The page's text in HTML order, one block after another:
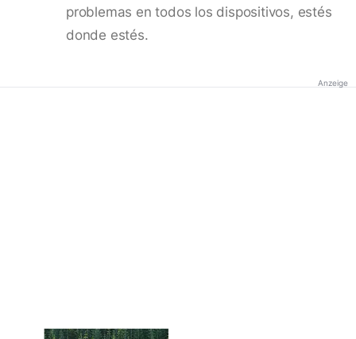
problemas en todos los dispositivos, estés
donde estés.
Anzeige